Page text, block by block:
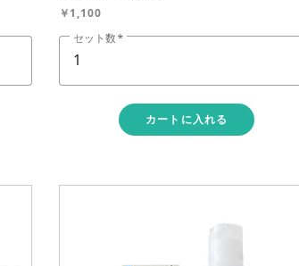
￥1,100
セット数
カートに入れる